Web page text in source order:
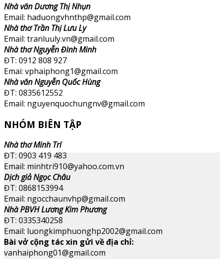
Nhà văn Dương Thị Nhụn
Email: haduongvhnthp@gmail.com
Nhà thơ Trần Thị Lưu Ly
Email: tranluuly.vn@gmail.com
Nhà thơ Nguyễn Đình Minh
ĐT: 0912 808 927
Emai: vphaiphong1@gmail.com
Nhà văn Nguyễn Quốc Hùng
ĐT: 0835612552
Email: nguyenquochungnv@gmail.com
NHÓM BIÊN TẬP
Nhà thơ Minh Trí
ĐT: 0903 419 483
Email: minhtri910@yahoo.com.vn
Dịch giả Ngọc Châu
ĐT: 0868153994
Email: ngocchaunvhp@gmail.com
Nhà PBVH Lương Kim Phương
ĐT: 0335340258
Email: luongkimphuonghp2002@gmail.com
Bài vở cộng tác xin gửi về địa chỉ:
vanhaiphong01@gmail.com